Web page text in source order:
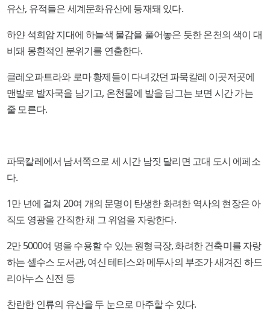
유산, 유적들은 세계문화유산에 등재돼 있다.
하얀 석회암 지대에 하늘색 물감을 풀어놓은 듯한 온천의 색이 대
비돼 몽환적인 분위기를 연출한다.
클레오파트라와 로마 황제들이 다녀갔던 파묵칼레 이곳저곳에
맨발로 발자국을 남기고, 온천물에 발을 담그는 보면 시간 가는
줄 모른다.
파묵칼레에서 남서쪽으로 세 시간 남짓 달리면 고대 도시 에페소
다.
1만 년에 걸쳐 20여 개의 문명이 탄생한 화려한 역사의 현장은 아
직도 영광을 간직한 채 그 위엄을 자랑한다.
2만 5000여 명을 수용할 수 있는 원형극장, 화려한 건축미를 자랑
하는 셀수스 도서관, 여신 테티스와 메두사의 부조가 새겨진 하드
리아누스 신전 등
찬란한 인류의 유산을 두 눈으로 마주할 수 있다.